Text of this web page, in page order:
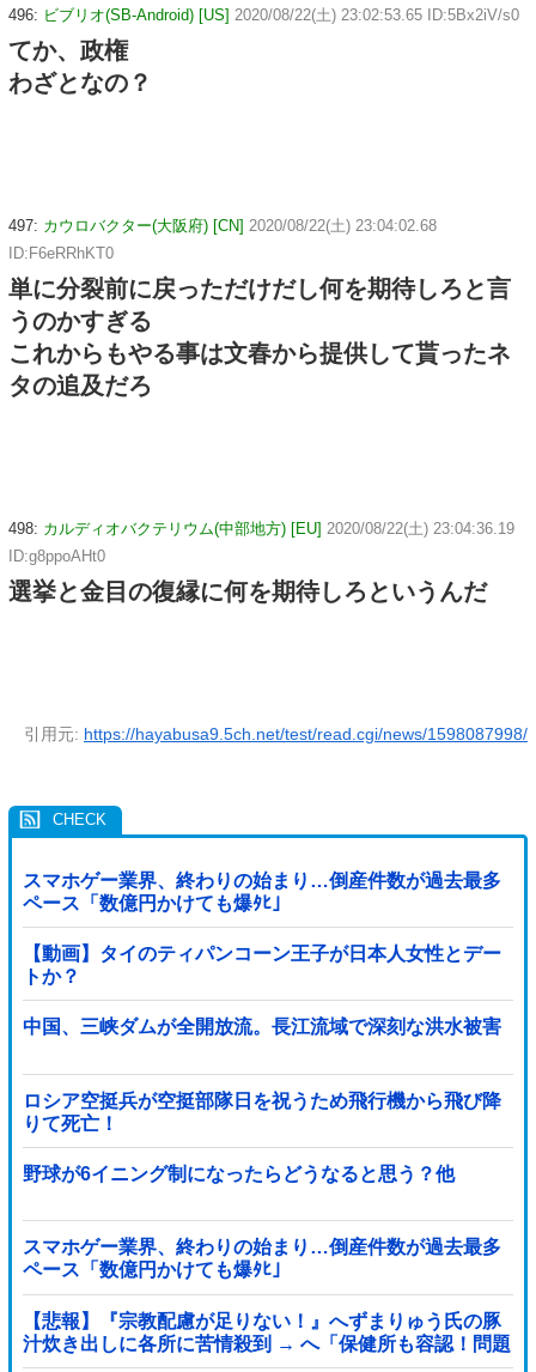
496: ビブリオ(SB-Android) [US] 2020/08/22(土) 23:02:53.65 ID:5Bx2iV/s0
てか、政権
わざとなの？
497: カウロバクター(大阪府) [CN] 2020/08/22(土) 23:04:02.68
ID:F6eRRhKT0
単に分裂前に戻っただけだし何を期待しろと言
うのかすぎる
これからもやる事は文春から提供して貰ったネ
タの追及だろ
498: カルディオバクテリウム(中部地方) [EU] 2020/08/22(土) 23:04:36.19
ID:g8ppoAHt0
選挙と金目の復縁に何を期待しろというんだ
引用元: https://hayabusa9.5ch.net/test/read.cgi/news/1598087998/
スマホゲー業界、終わりの始まり…倒産件数が過去最多
ペース「数億円かけても爆ﾀﾋ」
【動画】タイのティパンコーン王子が日本人女性とデー
トか？
中国、三峡ダムが全開放流。長江流域で深刻な洪水被害
ロシア空挺兵が空挺部隊日を祝うため飛行機から飛び降
りて死亡！
野球が6イニング制になったらどうなると思う？他
スマホゲー業界、終わりの始まり…倒産件数が過去最多
ペース「数億円かけても爆ﾀﾋ」
【悲報】『宗教配慮が足りない！』へずまりゅう氏の豚
汁炊き出しに各所に苦情殺到 → へ「保健所も容認！問題
なし！」ｗｗｗｗｗｗｗｗｗｗｗｗｗｗ